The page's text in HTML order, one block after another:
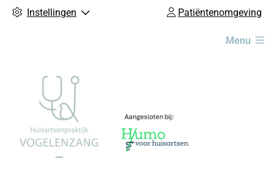
Instellingen Patiëntenomgeving
Menu